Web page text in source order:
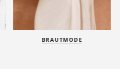
BRAUTMODE